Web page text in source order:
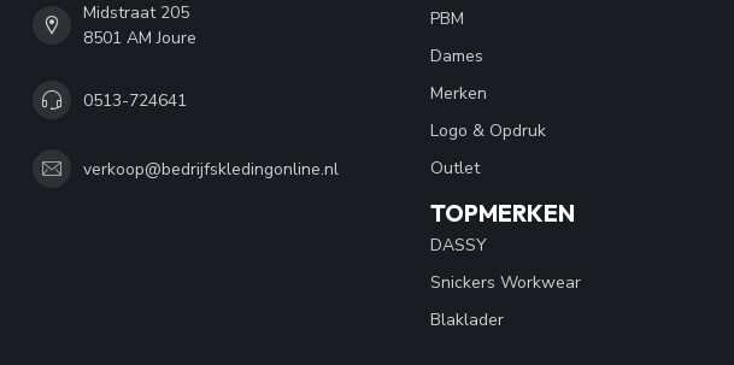
Midstraat 205
8501 AM Joure
0513-724641
verkoop@bedrijfskledingonline.nl
PBM
Dames
Merken
Logo & Opdruk
Outlet
TOPMERKEN
DASSY
Snickers Workwear
Blaklader